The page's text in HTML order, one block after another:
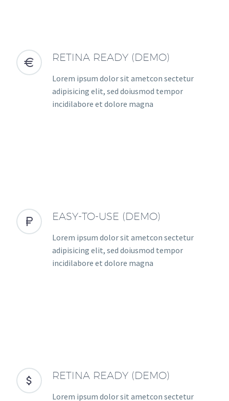

 RETINA READY (DEMO)
Lorem ipsum dolor sit ametcon sectetur
adipisicing elit, sed doiusmod tempor
incidilabore et dolore magna

 EASY-TO-USE (DEMO)
Lorem ipsum dolor sit ametcon sectetur
adipisicing elit, sed doiusmod tempor
incidilabore et dolore magna

 RETINA READY (DEMO)
Lorem ipsum dolor sit ametcon sectetur